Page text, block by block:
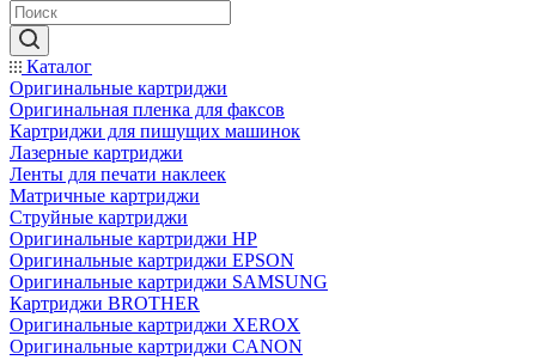
Каталог
Оригинальные картриджи
Оригинальная пленка для факсов
Картриджи для пишущих машинок
Лазерные картриджи
Ленты для печати наклеек
Матричные картриджи
Струйные картриджи
Оригинальные картриджи HP
Оригинальные картриджи EPSON
Оригинальные картриджи SAMSUNG
Картриджи BROTHER
Оригинальные картриджи XEROX
Оригинальные картриджи CANON